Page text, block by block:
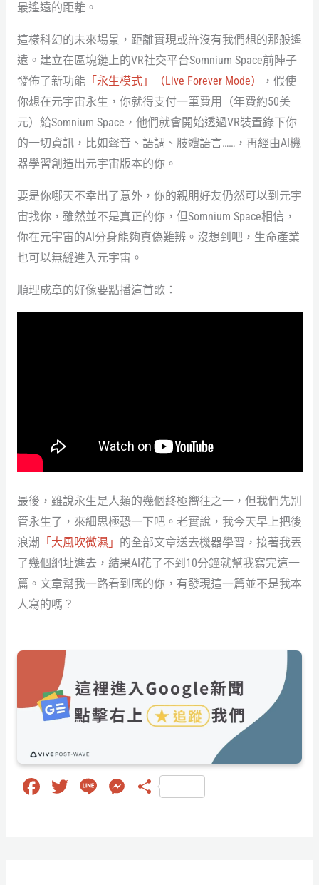
最遙遠的距離。
這樣科幻的未來場景，距離實現或許沒有我們想的那般遙
遠。建立在區塊鏈上的VR社交平台Somnium Space前陣子
發佈了新功能「永生模式」（Live Forever Mode）
，假使
你想在元宇宙永生，你就得支付一筆費用（年費約50美
元）給Somnium Space，他們就會開始透過VR裝置錄下你
的一切資訊，比如聲音、語調、肢體語言……，再經由AI機
器學習創造出元宇宙版本的你。
要是你哪天不幸出了意外，你的親朋好友仍然可以到元宇
宙找你，雖然並不是真正的你，但Somnium Space相信，
你在元宇宙的AI分身能夠真偽難辨。沒想到吧，生命產業
也可以無縫進入元宇宙。
順理成章的好像要點播這首歌：
最後，雖說永生是人類的幾個終極嚮往之一，但我們先別
管永生了，來細思極恐一下吧。老實說，我今天早上把後
浪潮 「大風吹微濕」 的全部文章送去機器學習，接著我丟
了幾個網址進去，結果AI花了不到10分鐘就幫我寫完這一
篇。文章幫我一路看到底的你，有發現這一篇並不是我本
人寫的嗎？
Fa
T
Li
M 分